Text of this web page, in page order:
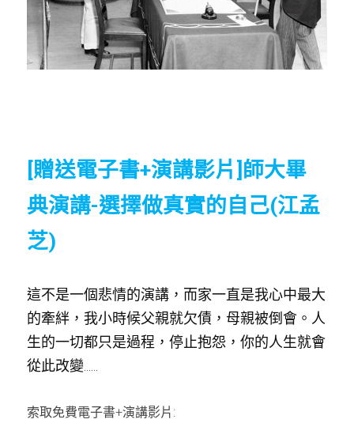
[贈送電子書+演講影片]師大畢
典演講-選擇做真實的自己(江孟
芝)
這不是一個悲情的演講，而家一直是我心中最大
的牽絆，我小時候父親就欠債，母親被倒會。人
生的一切都只是過程，停止抱怨，你的人生就會
從此改變......
索取免費電子書+演講影片: